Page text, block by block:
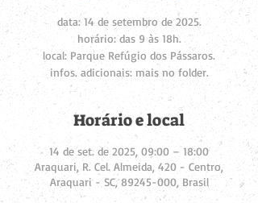
data: 14 de setembro de 2025.
horário: das 9 às 18h.
local: Parque Refúgio dos Pássaros.
infos. adicionais: mais no folder.
Horário e local
14 de set. de 2025, 09:00 – 18:00
Araquari, R. Cel. Almeida, 420 - Centro,
Araquari - SC, 89245-000, Brasil